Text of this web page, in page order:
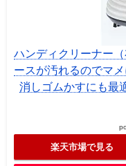
ハンディクリーナー
ースが汚れるのでマ
消しゴムかすにも最
楽天市場で見る